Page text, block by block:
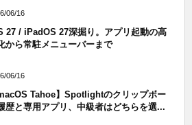
06/16
27 / iPadOS 27深掘り。アプリ起動の高
から常駐メニューバーまで
06/16
macOS Tahoe】Spotlightのクリップボー
歴と専用アプリ、中級者はどちらを選...